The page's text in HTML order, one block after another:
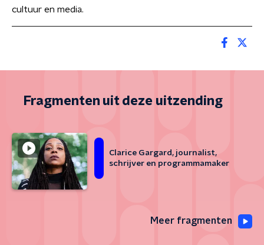
cultuur en media.
Fragmenten uit deze uitzending
Clarice Gargard, journalist,
schrijver en programmamaker
Meer fragmenten